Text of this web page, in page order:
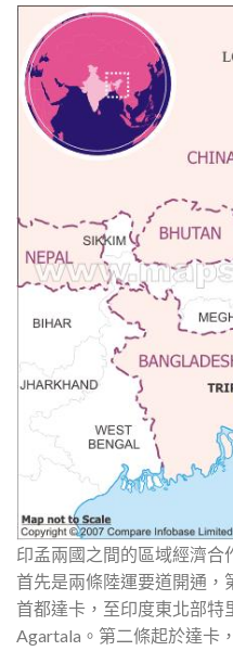
印孟兩國之間的區域經濟合
首先是兩條陸運要道開通，
首都達卡，至印度東北部特
Agartala。第二條起於達卡